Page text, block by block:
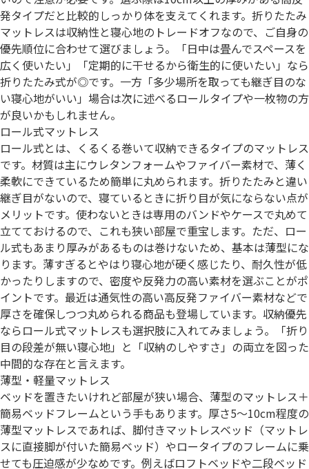
発タイプだと比較的しっかり体を支えてくれます。折りたたみ
マットレスは収納性と寝心地のトレードオフなので、ご自身の
優先順位に合わせて選びましょう。「日中は畳んでスペースを
広く使いたい」「定期的に干せるから衛生的に使いたい」なら
折りたたみ式が◎です。一方「多少場所を取っても継ぎ目のな
い寝心地がいい」場合は次に述べるロールタイプや一枚物の方
が良いかもしれません。
ロール式マットレス
ロール式とは、くるくる巻いて収納できるタイプのマットレス
です。材質は主にウレタンフォームやファイバー素材で、薄く
柔軟にできているため簡単に丸められます。折りたたみと違い
継ぎ目がないので、寝ているときに折り目が気にならない点が
メリットです。使わないときは専用のバンドやケースで丸めて
立てておけるので、これも狭い部屋で重宝します。ただ、ロー
ル式もあまり厚みがあるものは巻けないため、基本は薄型にな
ります。薄すぎるとやはり寝心地が硬く感じたり、耐久性が低
かったりしますので、密度や反発力の高い素材を選ぶことがポ
イントです。最近は通気性の高い高反発ファイバー素材などで
厚さを確保しつつ丸められる商品も登場しています。収納優先
ならロール式マットレスも選択肢に入れてみましょう。「折り
目の段差が無い寝心地」と「収納のしやすさ」の両立を図った
中間的な存在と言えます。
薄型・軽量マットレス
ベッドを置きたいけれど部屋が狭い場合、薄型のマットレス＋
簡易ベッドフレームという手もあります。厚さ5～10cm程度の
薄型マットレスであれば、脚付きマットレスベッド（マットレ
スに直接脚が付いた簡易ベッド）やロータイプのフレームに乗
せても圧迫感が少なめです。例えばロフトベッドや二段ベッド